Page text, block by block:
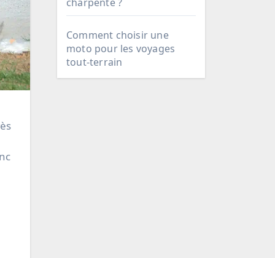
Comment choisir une
moto pour les voyages
tout-terrain